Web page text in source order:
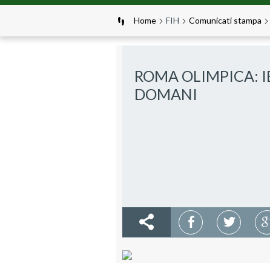
Home FIH Comunicati stampa
ROMA OLIMPICA:
DOMANI